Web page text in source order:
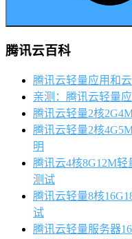
腾讯云百科
腾讯云轻量应用和
亲测：腾讯云轻量
腾讯云轻量2核
腾讯云轻量2核
明
腾讯云4核8G12M
测试
腾讯云轻量8核
试
腾讯云轻量服务器